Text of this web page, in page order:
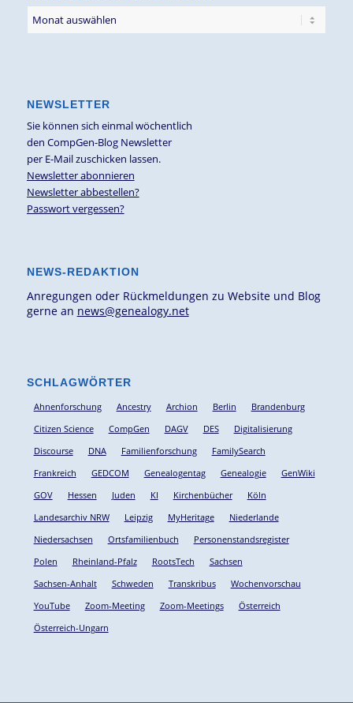
NEWSLETTER
Sie können sich einmal wöchentlich
den CompGen-Blog Newsletter
per E-Mail zuschicken lassen.
Newsletter abonnieren
Newsletter abbestellen?
Passwort vergessen?
NEWS-REDAKTION
Anregungen oder Rückmeldungen zu Website und Blog
gerne an news@genealogy.net
SCHLAGWÖRTER
Ahnenforschung Ancestry Archion Berlin
Brandenburg
Citizen Science
CompGen DAGV DES
Digitalisierung
Discourse
DNA Familienforschung
FamilySearch
Frankreich
GEDCOM Genealogentag Genealogie
GenWiki
GOV
Hessen Juden KI Kirchenbücher
Köln
Landesarchiv NRW
Leipzig MyHeritage
Niederlande
Niedersachsen
Ortsfamilienbuch
Personenstandsregister
Polen
Rheinland-Pfalz RootsTech
Sachsen
Sachsen-Anhalt
Schweden Transkribus
Wochenvorschau
YouTube
Zoom-Meeting Zoom-Meetings
Österreich
Österreich-Ungarn